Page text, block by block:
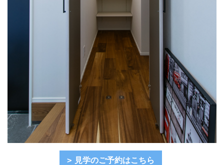
見学のご予約はこちら